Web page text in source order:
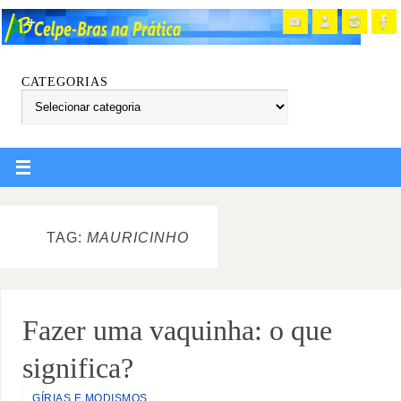
CATEGORIAS
TAG: MAURICINHO
Fazer uma vaquinha: o que
significa?